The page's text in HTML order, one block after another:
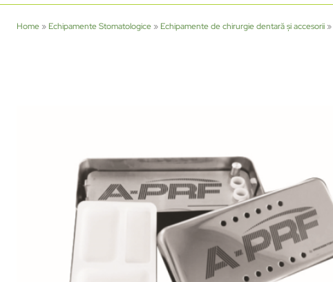
Home » Echipamente Stomatologice » Echipamente de chirurgie dentară și accesorii »